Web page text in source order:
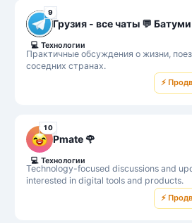
9
Практичные обсуждения о жизни,
соседних странах.
💻 Технологии
⚡
10
Pmate 🌹
Technology-focused discussions and
interested in digital tools and products.
💻 Технологии
⚡